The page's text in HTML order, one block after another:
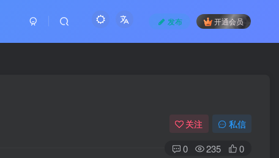
发布 开通会员
关注 私信
0 235 0